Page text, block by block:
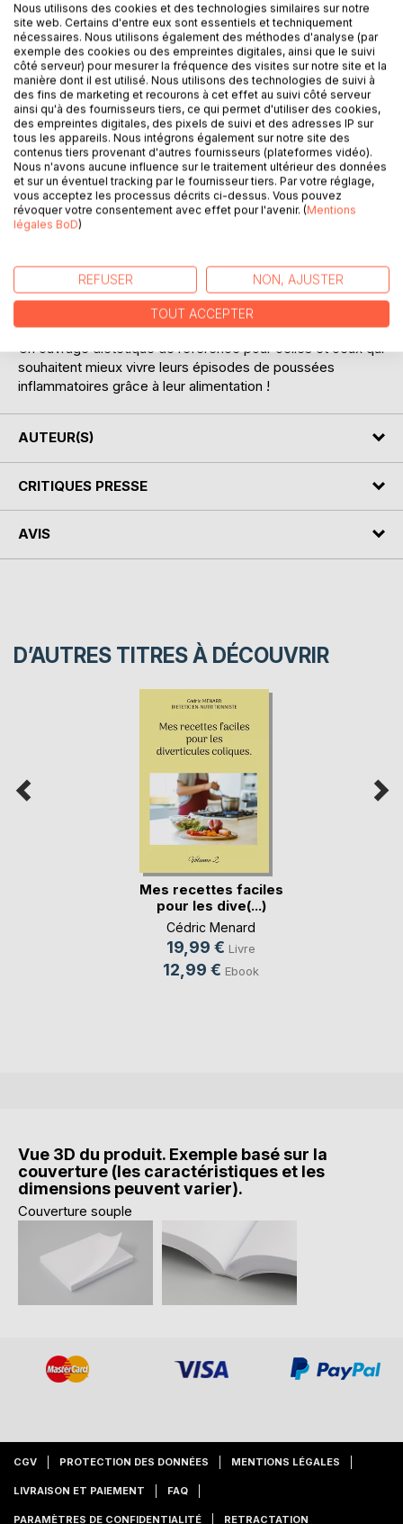
DESCRIPTION
Cet ouvrage est dédié à toutes les personnes traitées par
la corticothérapie (traitement médical à base de cortisone
par voie orale) lors des poussées inflammatoires dues à la
maladie de Crohn, et il offre aux détenteurs des ouvrages
du même auteur : " Quelle alimentation pour la maladie de
Crohn ? " et " Recettes et menus pour la maladie de Crohn
" un ouvrage parfaitement complémentaire.
L'auteur vous propose trois mois de menus
spécifiquement adaptés à vos périodes de poussées
grâce à des plats, certains légumes et certains fruits de
printemps vous étant proposés, vous permettant ainsi de
mieux adapter votre alimentation à vos poussées
inflammatoires.
Un ouvrage diététique de référence pour celles et ceux qui
souhaitent mieux vivre leurs épisodes de poussées
inflammatoires grâce à leur alimentation !
AUTEUR(S)
CRITIQUES PRESSE
AVIS
D’AUTRES TITRES À DÉCOUVRIR
Mes recettes faciles
pour les dive(...)
Cédric Menard
19,99 € Livre
12,99 € Ebook
Vue 3D du produit. Exemple basé sur la
couverture (les caractéristiques et les
dimensions peuvent varier).
Couverture souple
CGV PROTECTION DES DONNÉES MENTIONS LÉGALES
LIVRAISON ET PAIEMENT FAQ
PARAMÈTRES DE CONFIDENTIALITÉ RETRACTATION
Nous utilisons des cookies et des technologies similaires sur notre
site web. Certains d'entre eux sont essentiels et techniquement
nécessaires. Nous utilisons également des méthodes d'analyse (par
exemple des cookies ou des empreintes digitales, ainsi que le suivi
côté serveur) pour mesurer la fréquence des visites sur notre site et la
manière dont il est utilisé. Nous utilisons des technologies de suivi à
des fins de marketing et recourons à cet effet au suivi côté serveur
ainsi qu'à des fournisseurs tiers, ce qui permet d'utiliser des cookies,
des empreintes digitales, des pixels de suivi et des adresses IP sur
tous les appareils. Nous intégrons également sur notre site des
contenus tiers provenant d'autres fournisseurs (plateformes vidéo).
Nous n'avons aucune influence sur le traitement ultérieur des données
et sur un éventuel tracking par le fournisseur tiers. Par votre réglage,
vous acceptez les processus décrits ci-dessus. Vous pouvez
révoquer votre consentement avec effet pour l'avenir. (Mentions
légales BoD)
REFUSER NON, AJUSTER
TOUT ACCEPTER